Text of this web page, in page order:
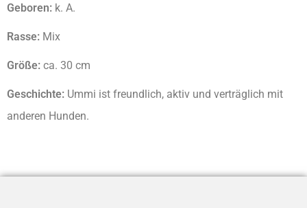
Geboren: k. A.
Rasse: Mix
Größe: ca. 30 cm
Geschichte: Ummi ist freundlich, aktiv und verträglich mit
anderen Hunden.